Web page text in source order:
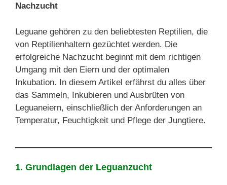
Nachzucht
Leguane gehören zu den beliebtesten Reptilien, die
von Reptilienhaltern gezüchtet werden. Die
erfolgreiche Nachzucht beginnt mit dem richtigen
Umgang mit den Eiern und der optimalen
Inkubation. In diesem Artikel erfährst du alles über
das Sammeln, Inkubieren und Ausbrüten von
Leguaneiern, einschließlich der Anforderungen an
Temperatur, Feuchtigkeit und Pflege der Jungtiere.
1. Grundlagen der Leguanzucht